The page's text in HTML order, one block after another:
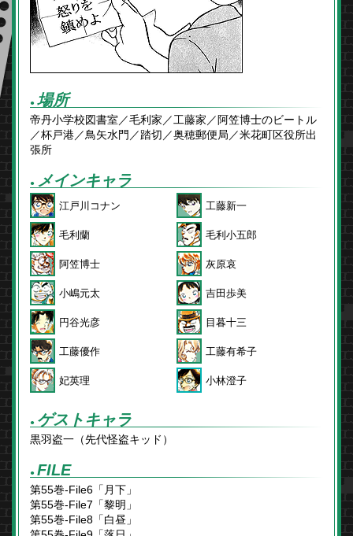
● FILE
第55巻-File6「月下」
第55巻-File7「黎明」
第55巻-File8「白昼」
● メインキャラ
江戸川コナン 工藤新一
毛利蘭 毛利小五郎
阿笠博士 灰原哀
小嶋元太 吉田歩美
円谷光彦 目暮十三
工藤優作 工藤有希子
妃英理 小林澄子
● 場所
帝丹小学校図書室／毛利家／工藤家／阿笠博士のビートル
／杯戸港／鳥矢水門／踏切／奥穂郵便局／米花町区役所出
張所
● ゲストキャラ
黒羽盗一（先代怪盗キッド）